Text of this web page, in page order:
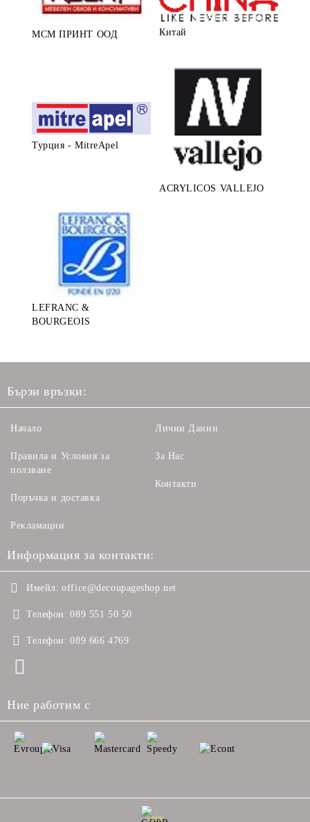
МСМ ПРИНТ ООД Китай
Турция - MitreApel
ACRYLICOS VALLEJO
LEFRANC &
BOURGEOIS
Бързи връзки:
Начало
Правила и Условия за
ползване
Поръчка и доставка
Рекламации
Лични Данни
За Нас
Контакти
Информация за контакти:
Имейл: office@decoupageshop.net
Телефон: 089 551 50 50
Телефон: 089 666 4769
Ние работим с
GDPR